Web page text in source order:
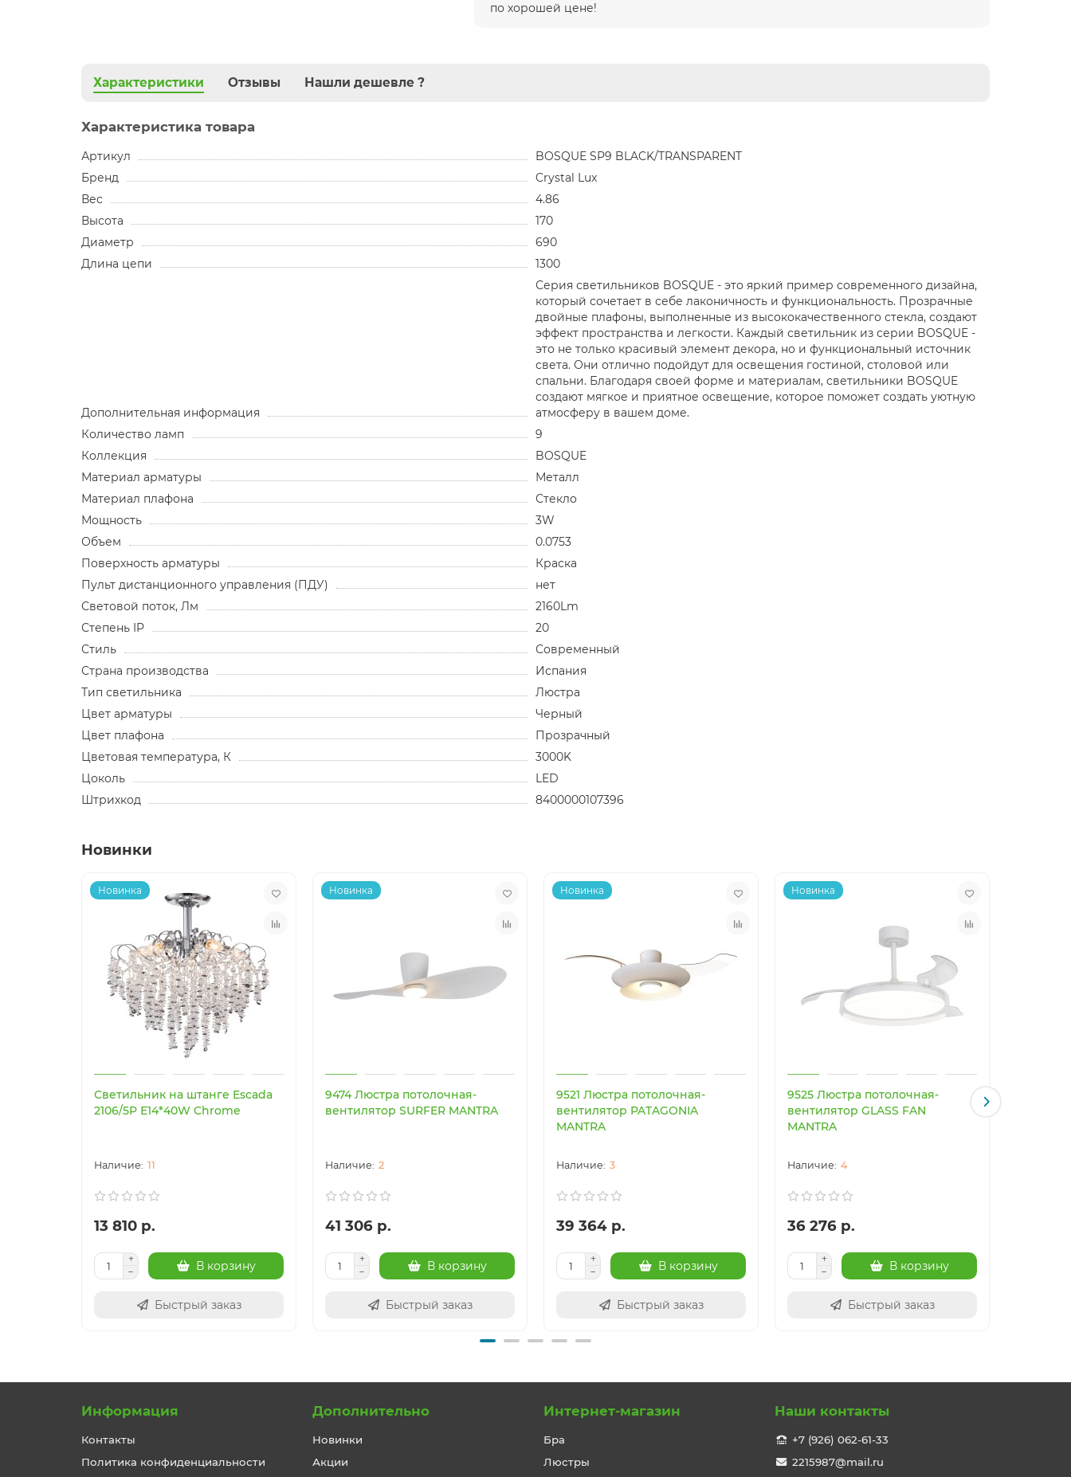
по хорошей цене!
Характеристики Отзывы Нашли дешевле ?
Характеристика товара
Артикул
BOSQUE SP9 BLACK/TRANSPARENT
Бренд
Crystal Lux
Вес
4.86
Высота
170
Диаметр
690
Длина цепи
1300
Дополнительная информация
Серия светильников BOSQUE - это яркий пример современного дизайна,
который сочетает в себе лаконичность и функциональность. Прозрачные
двойные плафоны, выполненные из высококачественного стекла, создают
эффект пространства и легкости. Каждый светильник из серии BOSQUE -
это не только красивый элемент декора, но и функциональный источник
света. Они отлично подойдут для освещения гостиной, столовой или
спальни. Благодаря своей форме и материалам, светильники BOSQUE
создают мягкое и приятное освещение, которое поможет создать уютную
атмосферу в вашем доме.
Количество ламп
9
Коллекция
BOSQUE
Материал арматуры
Металл
Материал плафона
Стекло
Мощность
3W
Объем
0.0753
Поверхность арматуры
Краска
Пульт дистанционного управления (ПДУ)
нет
Световой поток, Лм
2160Lm
Степень IP
20
Стиль
Современный
Страна производства
Испания
Тип светильника
Люстра
Цвет арматуры
Черный
Цвет плафона
Прозрачный
Цветовая температура, К
3000K
Цоколь
LED
Штрихкод
8400000107396
Новинки
Новинка
Светильник на штанге Escada
2106/5P E14*40W Chrome
11
13 810 р.
В корзину
Быстрый заказ
Новинка
9474 Люстра потолочная-
вентилятор SURFER MANTRA
2
41 306 р.
В корзину
Быстрый заказ
Новинка
9521 Люстра потолочная-
вентилятор PATAGONIA
MANTRA
3
39 364 р.
В корзину
Быстрый заказ
Новинка
9525 Люстра потолочная-
вентилятор GLASS FAN
MANTRA
4
36 276 р.
В корзину
Быстрый заказ
Информация
Контакты
Политика конфиденциальности
Дополнительно
Новинки
Акции
Интернет-магазин
Бра
Люстры
Наши контакты
+7 (926) 062-61-33
2215987@mail.ru